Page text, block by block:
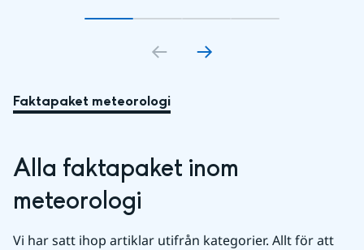
Gå till bildkort1
Gå till bildkort2
Gå till bildkort3
Gå till bildkort
Faktapaket meteorologi
Alla faktapaket inom
meteorologi
Vi har satt ihop artiklar utifrån kategorier. Allt för att